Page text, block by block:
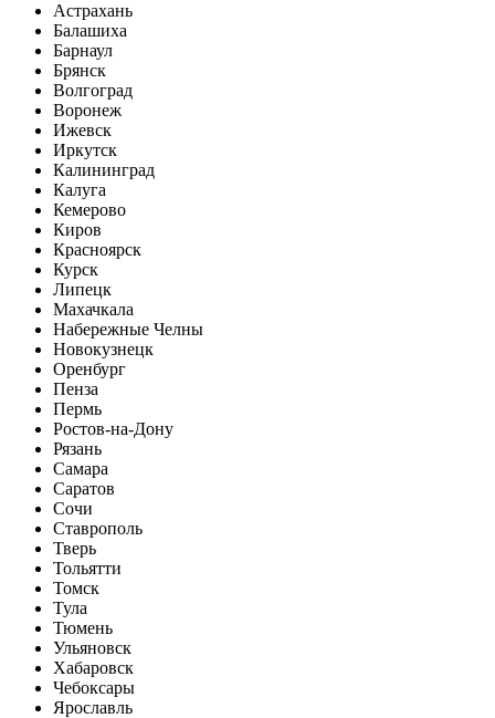
Астрахань
Балашиха
Барнаул
Брянск
Волгоград
Воронеж
Ижевск
Иркутск
Калининград
Калуга
Кемерово
Киров
Красноярск
Курск
Липецк
Махачкала
Набережные Челны
Новокузнецк
Оренбург
Пенза
Пермь
Ростов-на-Дону
Рязань
Самара
Саратов
Сочи
Ставрополь
Тверь
Тольятти
Томск
Тула
Тюмень
Ульяновск
Хабаровск
Чебоксары
Ярославль